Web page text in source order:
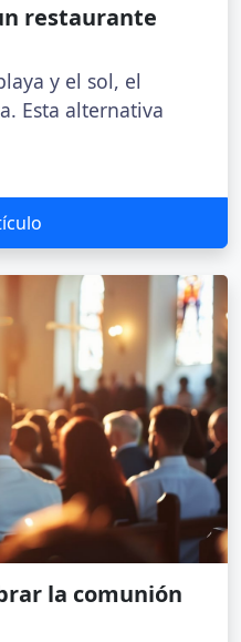
restaurante
y el sol, el
Esta alternativa
la comunión